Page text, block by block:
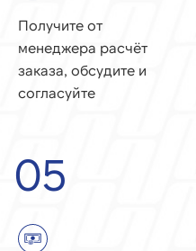
Получите от
менеджера расчёт
заказа, обсудите и
согласуйте
05